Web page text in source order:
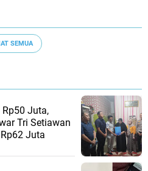
SEMUA
Juta,
Tri Setiawan
Juta